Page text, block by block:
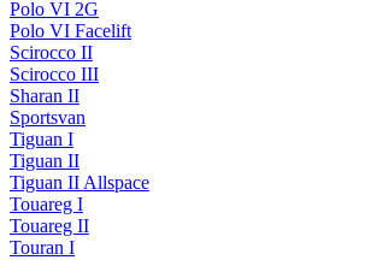
Polo VI 2G
Polo VI Facelift
Scirocco II
Scirocco III
Sharan II
Sportsvan
Tiguan I
Tiguan II
Tiguan II Allspace
Touareg I
Touareg II
Touran I